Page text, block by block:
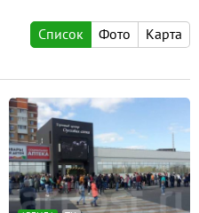
Список
Фото Карта